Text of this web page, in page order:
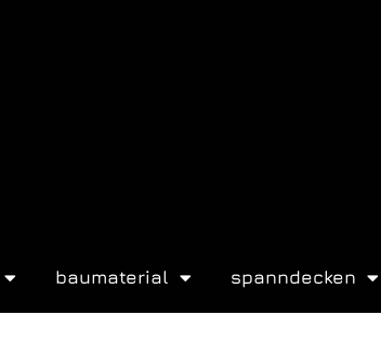
baumaterial spanndecken